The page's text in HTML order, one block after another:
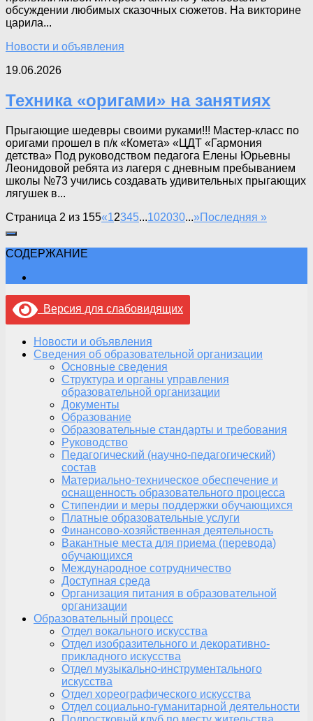
обсуждении любимых сказочных сюжетов. На викторине
царила...
Новости и объявления
19.06.2026
Техника «оригами» на занятиях
Прыгающие шедевры своими руками!!! Мастер‑класс по
оригами прошел в п/к «Комета» «ЦДТ «Гармония
детства» Под руководством педагога Елены Юрьевны
Леонидовой ребята из лагеря с дневным пребыванием
школы №73 учились создавать удивительных прыгающих
лягушек в...
Страница 2 из 155«12345...102030...»Последняя »
СОДЕРЖАНИЕ
Версия для слабовидящих
Новости и объявления
Сведения об образовательной организации
Основные сведения
Структура и органы управления
образовательной организации
Документы
Образование
Образовательные стандарты и требования
Руководство
Педагогический (научно-педагогический)
состав
Материально-техническое обеспечение и
оснащенность образовательного процесса
Стипендии и меры поддержки обучающихся
Платные образовательные услуги
Финансово-хозяйственная деятельность
Вакантные места для приема (перевода)
обучающихся
Международное сотрудничество
Доступная среда
Организация питания в образовательной
организации
Образовательный процесс
Отдел вокального искусства
Отдел изобразительного и декоративно-
прикладного искусства
Отдел музыкально-инструментального
искусства
Отдел хореографического искусства
Отдел социально-гуманитарной деятельности